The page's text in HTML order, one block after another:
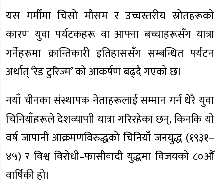
यस गर्मीमा चिसो मौसम र उच्चस्तरीय स्रोतहरूको
कारण युवा पर्यटकहरू वा आफ्ना बच्चाहरूसँग यात्रा
गर्नेहरूमा क्रान्तिकारी इतिहाससँग सम्बन्धित पर्यटन
अर्थात् ‘रेड टुरिज्म’ को आकर्षण बढ्दै गएको छ।
नयाँ चीनका संस्थापक नेताहरूलाई सम्मान गर्न धेरै युवा
चिनियाँहरूले देशव्यापाी यात्रा गरिरहेका छन्, किनकि यो
वर्ष जापानी आक्रमणविरुद्धको चिनियाँ जनयुद्ध (१९३१–
४५) र विश्व विरोधी–फासीवादी युद्धमा विजयको ८०औँ
वार्षिकी हो।